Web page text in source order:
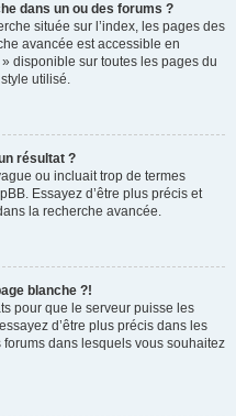
dans un ou des forums ?
située sur l’index, les pages des
avancée est accessible en
disponible sur toutes les pages du
utilisé.
résultat ?
ou incluait trop de termes
Essayez d’être plus précis et
la recherche avancée.
blanche ?!
pour que le serveur puisse les
d’être plus précis dans les
dans lesquels vous souhaitez